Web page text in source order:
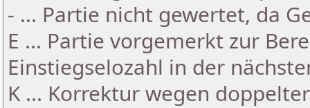
- ... Partie nicht gewertet, da
E ... Partie vorgemerkt zur
Einstiegselozahl in der
K ... Korrektur wegen